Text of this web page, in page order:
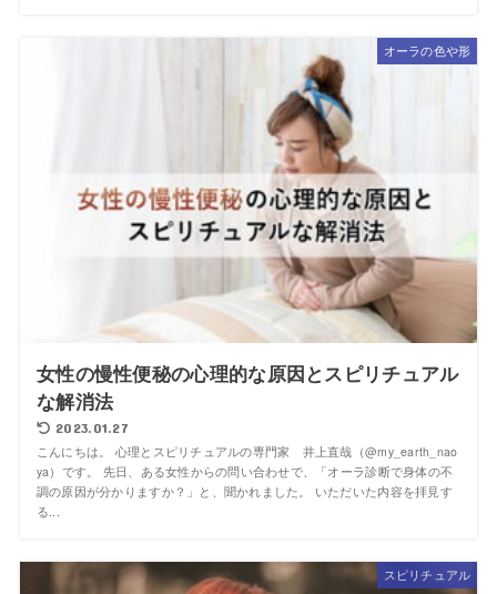
オーラの色や形
女性の慢性便秘の心理的な原因とスピリチュアル
な解消法
2023.01.27
こんにちは。 心理とスピリチュアルの専門家 井上直哉（@my_earth_nao
ya）です。 先日、ある女性からの問い合わせで、「オーラ診断で身体の不
調の原因が分かりますか？」と、聞かれました。 いただいた内容を拝見す
る...
スピリチュアル